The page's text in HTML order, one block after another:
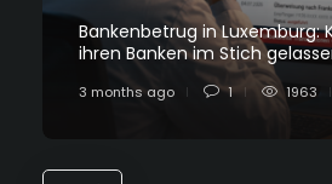
Bankenbetrug in Luxemburg:
ihren Banken im Stich
3 months ago 1 1963